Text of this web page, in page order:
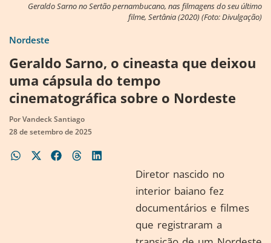
Geraldo Sarno no Sertão pernambucano, nas filmagens do seu último
filme, Sertânia (2020) (Foto: Divulgação)
Nordeste
Geraldo Sarno, o cineasta que deixou
uma cápsula do tempo
cinematográfica sobre o Nordeste
PorVandeck Santiago
28 de setembro de 2025
Diretor nascido no
interior baiano fez
documentários e filmes
que registraram a